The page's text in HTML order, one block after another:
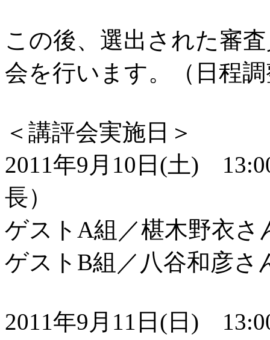
この後、選出された審
会を行います。（日程
＜講評会実施日＞
2011年9月10日(土)
長）
ゲストA組／椹木野衣さ
ゲストB組／八谷和彦さ
2011年9月11日(日)